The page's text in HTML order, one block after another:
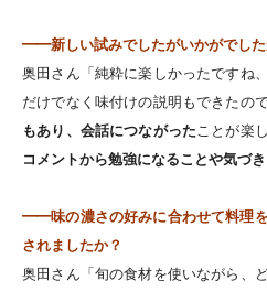
━━新しい試みでしたがいかがでした
奥田さん「純粋に楽しかったですね
だけでなく味付けの説明もできたので
もあり、会話につながった ことが楽
コメントから勉強になることや気づ
━━味の濃さの好みに合わせて料理
されましたか？
奥田さん「旬の食材を使いながら、